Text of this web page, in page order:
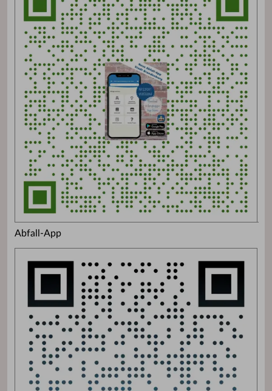
Abfall-App